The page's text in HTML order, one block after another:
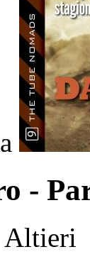
-
Altieri